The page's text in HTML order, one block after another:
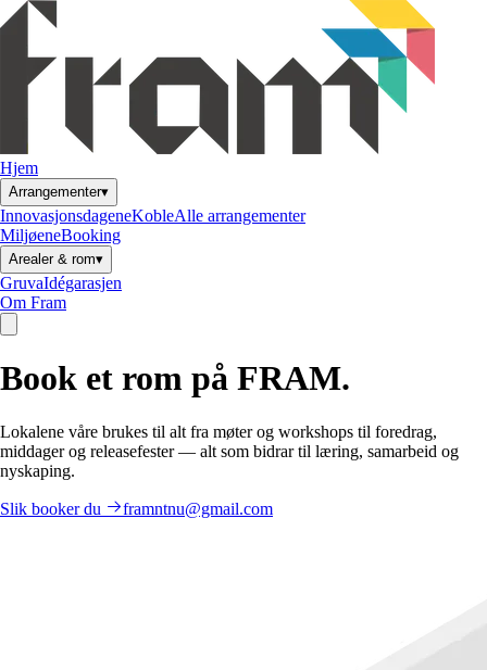
Hjem
Arrangementer▾
InnovasjonsdageneKobleAlle arrangementer
MiljøeneBooking
Arealer & rom▾
GruvaIdégarasjen
Om Fram
Book et rom på FRAM.
Lokalene våre brukes til alt fra møter og workshops til foredrag,
middager og releasefester — alt som bidrar til læring, samarbeid og
nyskaping.
Slik booker du framntnu@gmail.com